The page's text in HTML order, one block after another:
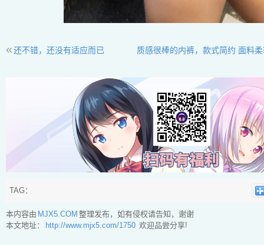
质感很棒的内裤，款式简约 面料
«还不错，还没有适应而已
TAG：
本内容由 MJX5.COM 整理发布，如有侵权请告知，谢谢
本文地址：
http://www.mjx5.com/1750 欢迎品尝分享!